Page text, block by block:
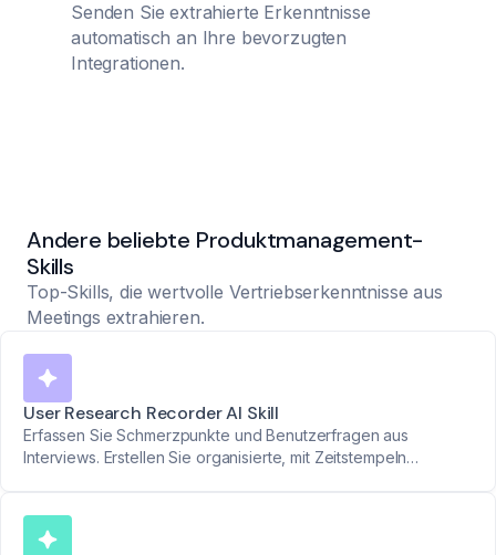
Senden Sie extrahierte Erkenntnisse
automatisch an Ihre bevorzugten
Integrationen.
Andere beliebte Produktmanagement-
Skills
Top-Skills, die wertvolle Vertriebserkenntnisse aus
Meetings extrahieren.
User Research Recorder AI Skill
Erfassen Sie Schmerzpunkte und Benutzerfragen aus
Interviews. Erstellen Sie organisierte, mit Zeitstempeln